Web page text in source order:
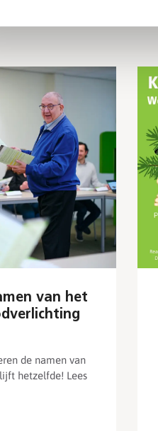
van het
de namen van
hetzelfde! Lees